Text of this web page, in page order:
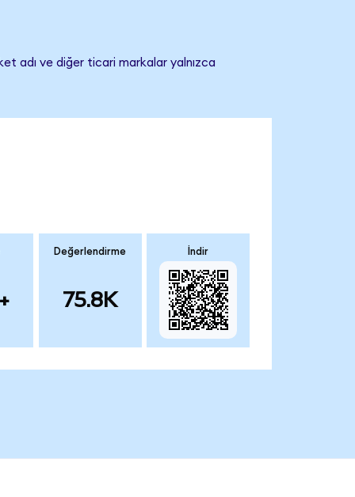
adı ve diğer ticari markalar yalnızca
Değerlendirme
75.8K
İndir